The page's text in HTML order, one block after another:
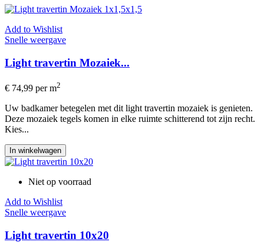
Add to Wishlist
Snelle weergave
Light travertin Mozaiek...
€ 74,99 per m2
Uw badkamer betegelen met dit light travertin mozaiek is genieten.
Deze mozaiek tegels komen in elke ruimte schitterend tot zijn recht.
Kies...
In winkelwagen
Niet op voorraad
Add to Wishlist
Snelle weergave
Light travertin 10x20